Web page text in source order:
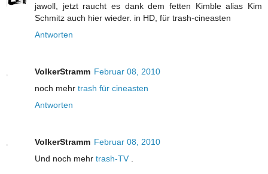
jawoll, jetzt raucht es dank dem fetten Kimble alias Kim
Schmitz auch hier wieder. in HD, für trash-cineasten
Antworten
VolkerStramm Februar 08, 2010
noch mehr trash für cineasten
Antworten
VolkerStramm Februar 08, 2010
Und noch mehr trash-TV